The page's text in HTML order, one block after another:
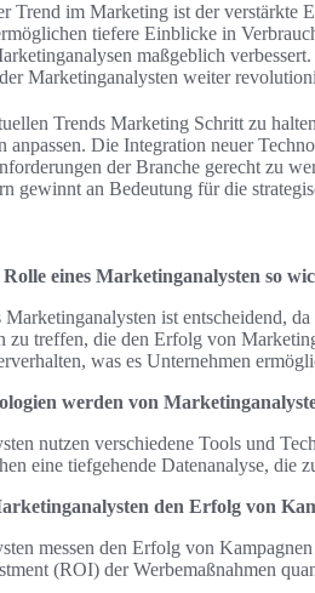
Trend im Marketing ist der verstärkte
tiefere Einblicke in
maßgeblich
Marketinganalysten weiter
Trends Marketing Schritt zu
anpassen. Die Integration neuer
der Branche gerecht zu
gewinnt an Bedeutung für die
eines Marketinganalysten so
ist entscheidend,
zu treffen, die den Erfolg von
was es Unternehmen
werden von
nutzen verschiedene Tools und
eine tiefgehende Datenanalyse, die
den Erfolg von
messen den Erfolg von
(ROI) der Werbemaßnahmen